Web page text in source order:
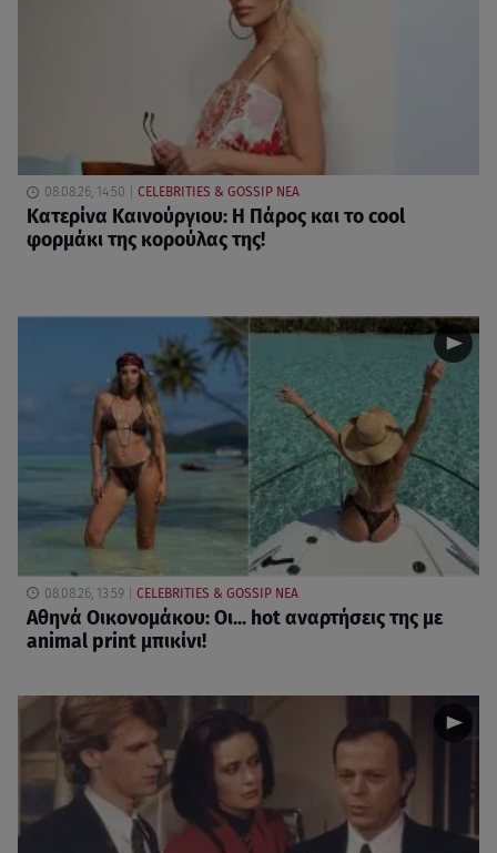
08.08.26, 14:50 CELEBRITIES & GOSSIP ΝΕΑ
Κατερίνα Καινούργιου: Η Πάρος και το cool
φορμάκι της κορούλας της!
08.08.26, 13:59 CELEBRITIES & GOSSIP ΝΕΑ
Αθηνά Οικονομάκου: Οι... hot αναρτήσεις της με
animal print μπικίνι!